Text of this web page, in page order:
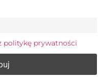
politykę prywatności